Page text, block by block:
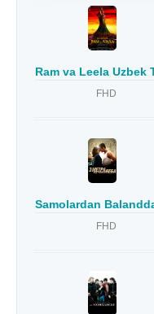
Ram va Leela Uzbek
FHD
Samolardan
FHD